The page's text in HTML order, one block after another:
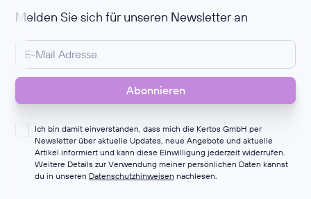
Melden Sie sich für unseren Newsletter an
Ich bin damit einverstanden, dass mich die Kertos GmbH per
Newsletter über aktuelle Updates, neue Angebote und aktuelle
Artikel informiert und kann diese Einwilligung jederzeit widerrufen.
Weitere Details zur Verwendung meiner persönlichen Daten kannst
du in unseren Datenschutzhinweisen nachlesen.